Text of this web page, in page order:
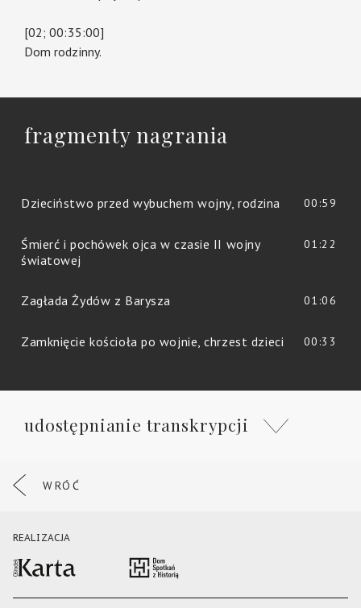
[02; 00:35:00]
Dom rodzinny.
fragmenty nagrania
Dzieciństwo przed wybuchem wojny, rodzina 00:59
Śmierć i pochówek ojca w czasie II wojny
światowej
01:22
Zagłada Żydów z Barysza 01:06
Zamknięcie kościoła po wojnie, chrzest dzieci 00:33
udostępnianie transkrypcji
WRÓĆ
REALIZACJA